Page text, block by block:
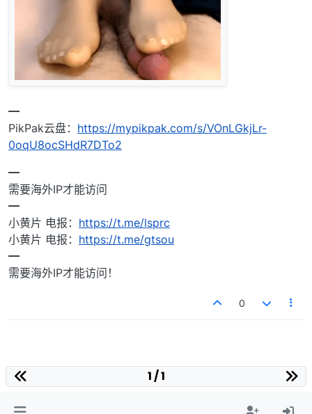
━
PikPak云盘： https://mypikpak.com/s/VOnLGkjLr-
0oqU8ocSHdR7DTo2
━
需要海外IP才能访问
━
小黄片 电报： https://t.me/lsprc
小黄片 电报： https://t.me/gtsou
━
需要海外IP才能访问！
0
1 / 1